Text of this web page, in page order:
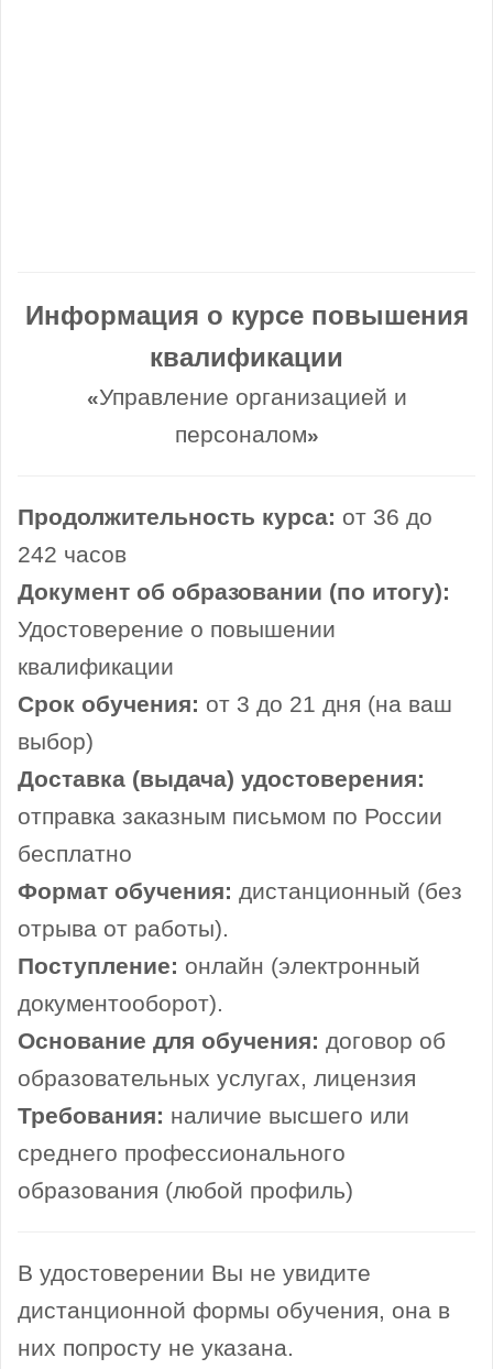
Информация о курсе повышения
квалификации
«Управление организацией и
персоналом»
Продолжительность курса: от 36 до
242 часов
Документ об образовании (по итогу):
Удостоверение о повышении
квалификации
Срок обучения: от 3 до 21 дня (на ваш
выбор)
Доставка (выдача) удостоверения:
отправка заказным письмом по России
бесплатно
Формат обучения: дистанционный (без
отрыва от работы).
Поступление: онлайн (электронный
документооборот).
Основание для обучения: договор об
образовательных услугах, лицензия
Требования: наличие высшего или
среднего профессионального
образования (любой профиль)
В удостоверении Вы не увидите
дистанционной формы обучения, она в
них попросту не указана.